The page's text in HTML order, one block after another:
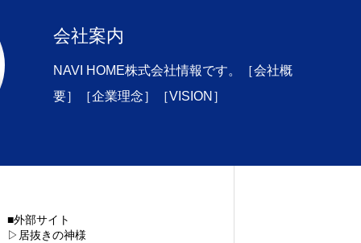
会社案内
NAVI HOME株式会社情報です。［会社概
要］［企業理念］［VISION］
■外部サイト
▷居抜きの神様